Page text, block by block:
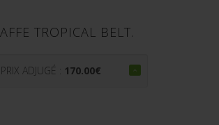
TROPICAL BELT.
PRIX ADJUGÉ : 170.00€